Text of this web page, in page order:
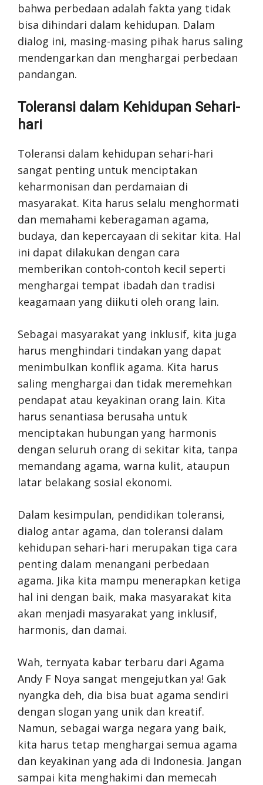
bahwa perbedaan adalah fakta yang tidak
bisa dihindari dalam kehidupan. Dalam
dialog ini, masing-masing pihak harus saling
mendengarkan dan menghargai perbedaan
pandangan.
Toleransi dalam Kehidupan Sehari-
hari
Toleransi dalam kehidupan sehari-hari
sangat penting untuk menciptakan
keharmonisan dan perdamaian di
masyarakat. Kita harus selalu menghormati
dan memahami keberagaman agama,
budaya, dan kepercayaan di sekitar kita. Hal
ini dapat dilakukan dengan cara
memberikan contoh-contoh kecil seperti
menghargai tempat ibadah dan tradisi
keagamaan yang diikuti oleh orang lain.
Sebagai masyarakat yang inklusif, kita juga
harus menghindari tindakan yang dapat
menimbulkan konflik agama. Kita harus
saling menghargai dan tidak meremehkan
pendapat atau keyakinan orang lain. Kita
harus senantiasa berusaha untuk
menciptakan hubungan yang harmonis
dengan seluruh orang di sekitar kita, tanpa
memandang agama, warna kulit, ataupun
latar belakang sosial ekonomi.
Dalam kesimpulan, pendidikan toleransi,
dialog antar agama, dan toleransi dalam
kehidupan sehari-hari merupakan tiga cara
penting dalam menangani perbedaan
agama. Jika kita mampu menerapkan ketiga
hal ini dengan baik, maka masyarakat kita
akan menjadi masyarakat yang inklusif,
harmonis, dan damai.
Wah, ternyata kabar terbaru dari Agama
Andy F Noya sangat mengejutkan ya! Gak
nyangka deh, dia bisa buat agama sendiri
dengan slogan yang unik dan kreatif.
Namun, sebagai warga negara yang baik,
kita harus tetap menghargai semua agama
dan keyakinan yang ada di Indonesia. Jangan
sampai kita menghakimi dan memecah